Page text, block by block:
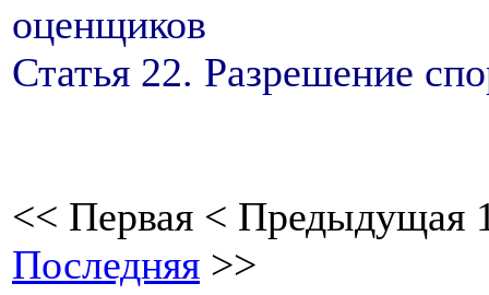
оценщиков
Статья 22. Разрешение
<< Первая < Предыдущая
Последняя >>